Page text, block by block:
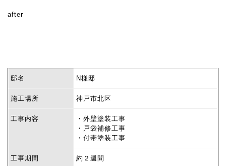
after
邸名 N様邸
施工場所 神戸市北区
工事内容
・外壁塗装工事
・戸袋補修工事
・付帯塗装工事
工事期間 約２週間